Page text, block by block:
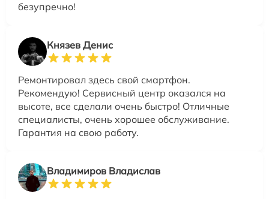
безупречно!
Князев Денис
Ремонтировал здесь свой смартфон.
Рекомендую! Сервисный центр оказался на
высоте, все сделали очень быстро! Отличные
специалисты, очень хорошее обслуживание.
Гарантия на свою работу.
Владимиров Владислав